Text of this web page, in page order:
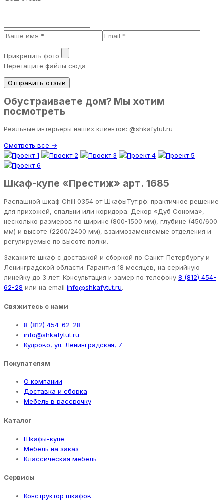
Прикрепить фото
Перетащите файлы сюда
Отправить отзыв
Обустраиваете дом? Мы хотим
посмотреть
Реальные интерьеры наших клиентов: @shkafytut.ru
Смотреть все →
Шкаф-купе «Престиж» арт. 1685
Распашной шкаф Chill 0354 от ШкафыТут.рф: практичное решение
для прихожей, спальни или коридора. Декор «Дуб Сонома»,
несколько размеров по ширине (800-1500 мм), глубине (450/600
мм) и высоте (2200/2400 мм), взаимозаменяемые отделения и
регулируемые по высоте полки.
Закажите шкаф с доставкой и сборкой по Санкт-Петербургу и
Ленинградской области. Гарантия 18 месяцев, на серийную
линейку до 3 лет. Консультация и замер по телефону 8 (812) 454-
62-28 или на email info@shkafytut.ru.
Свяжитесь с нами
8 (812) 454-62-28
info@shkafytut.ru
Кудрово, ул. Ленинградская, 7
Покупателям
О компании
Доставка и сборка
Мебель в рассрочку
Каталог
Шкафы-купе
Мебель на заказ
Классическая мебель
Сервисы
Конструктор шкафов